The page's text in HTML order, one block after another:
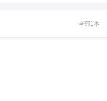
全部1本